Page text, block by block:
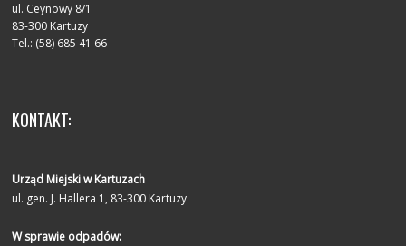
ul. Ceynowy 8/1
83-300 Kartuzy
Tel.: (58) 685 41 66
KONTAKT:
Urząd Miejski w Kartuzach
ul. gen. J. Hallera 1, 83-300 Kartuzy
W sprawie odpadów: